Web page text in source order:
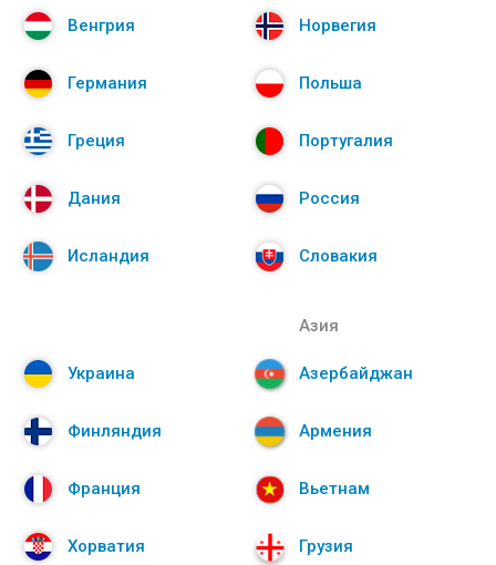
Венгрия
Германия
Греция
Дания
Исландия
Норвегия
Польша
Португалия
Россия
Словакия
Украина
Финляндия
Франция
Хорватия
Азия
Азербайджан
Армения
Вьетнам
Грузия